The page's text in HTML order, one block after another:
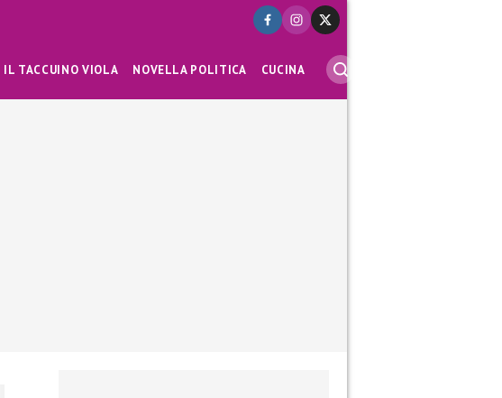
IL TACCUINO VIOLA NOVELLA POLITICA CUCINA